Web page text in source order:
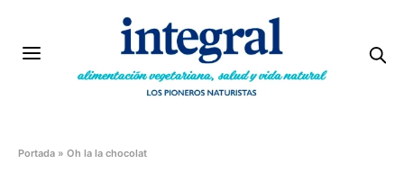
Portada »Oh la la chocolat